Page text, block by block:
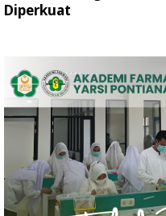
Diperkuat